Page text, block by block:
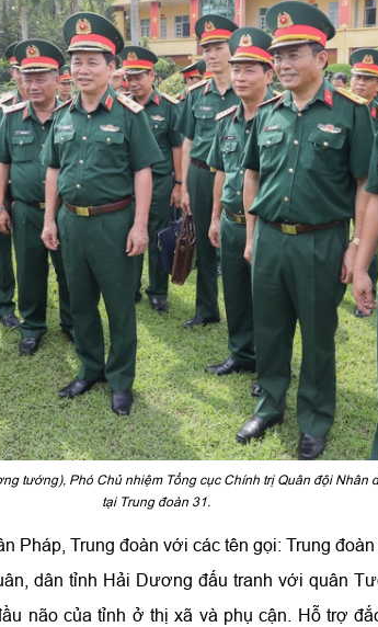
tướng), Phó Chủ nhiệm Tổng cục Chính trị Quân đội Nhân
tại Trung đoàn 31.
Pháp, Trung đoàn với các tên gọi: Trung
dân tỉnh Hải Dương đấu tranh với quân
não của tỉnh ở thị xã và phụ cận. Hỗ trợ